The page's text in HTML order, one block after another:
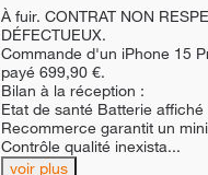
À fuir. CONTRAT NON
DÉFECTUEUX.
Commande d'un iPhone 15
payé 699,90 €.
Bilan à la réception :
Etat de santé Batterie
Recommerce garantit un
Contrôle qualité inexista...
voir plus